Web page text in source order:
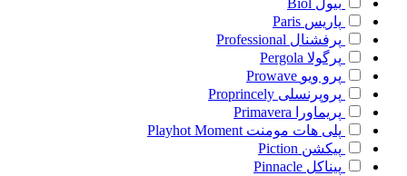
بیول Biol
پاریس Paris
پرفشنال Professional
پرگولا Pergola
پرو ویو Prowave
پروپرنسلی Proprincely
پریماورا
Primavera
پلی هات مومنت Playhot Moment
پیکشن Piction
پیناکل Pinnacle